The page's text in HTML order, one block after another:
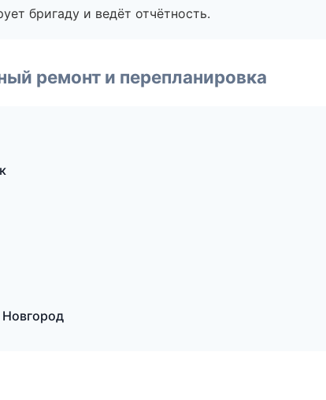
бригаду и ведёт отчётность.
ремонт и перепланировка